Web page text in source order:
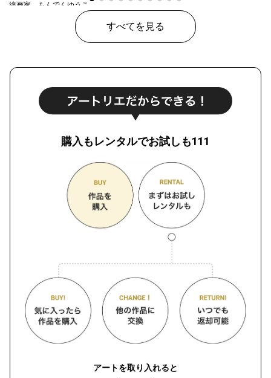
線画家 もんでんゆうこ
レギュラー
¥ 70,000
すべてを見る
購入もレンタルでお試しも111
アートを取り入れると